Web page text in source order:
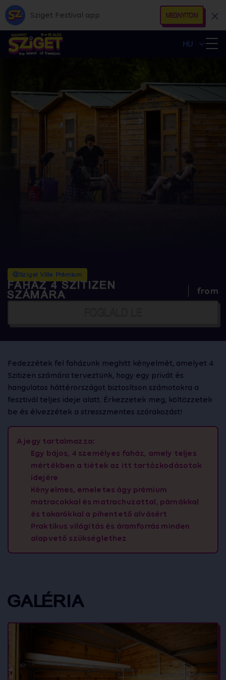
Sziget Festival app MEGNYITOM
HU
@Sziget Ville Prémium
FAHÁZ 4 SZITIZEN
SZÁMÁRA from
Fedezzétek fel faházunk meghitt kényelmét, amelyet 4
Szitizen számára terveztünk, hogy egy privát és
hangulatos háttérországot biztosítson számotokra a
fesztivál teljes ideje alatt. Érkezzetek meg, költözzetek
be és élvezzétek a stresszmentes szórakozást!
A jegy tartalmazza:
Egy bájos, 4 személyes faház, amely teljes
mértékben a tiétek az itt tartózkodásotok
idejére
Kényelmes, emeletes ágy prémium
matracokkal és matrachuzattal, párnákkal
és takarókkal a pihentető alvásért
Praktikus világítás és áramforrás minden
alapvető szükséglethez
GALÉRIA